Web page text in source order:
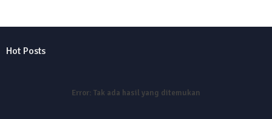
Hot Posts
Error: Tak ada hasil yang ditemukan